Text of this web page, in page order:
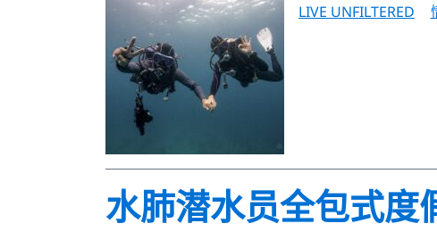
LIVE UNFILTERED
水肺潜水员全包式度